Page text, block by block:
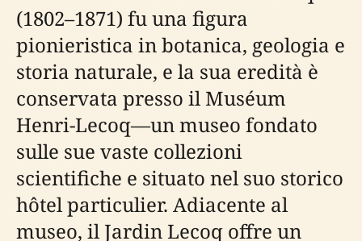
(1802–1871) fu una figura
pionieristica in botanica, geologia e
storia naturale, e la sua eredità è
conservata presso il Muséum
Henri-Lecoq—un museo fondato
sulle sue vaste collezioni
scientifiche e situato nel suo storico
hôtel particulier. Adiacente al
museo, il Jardin Lecoq offre un